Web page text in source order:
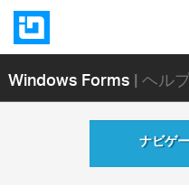
Windows Forms| ヘル
ナビゲ